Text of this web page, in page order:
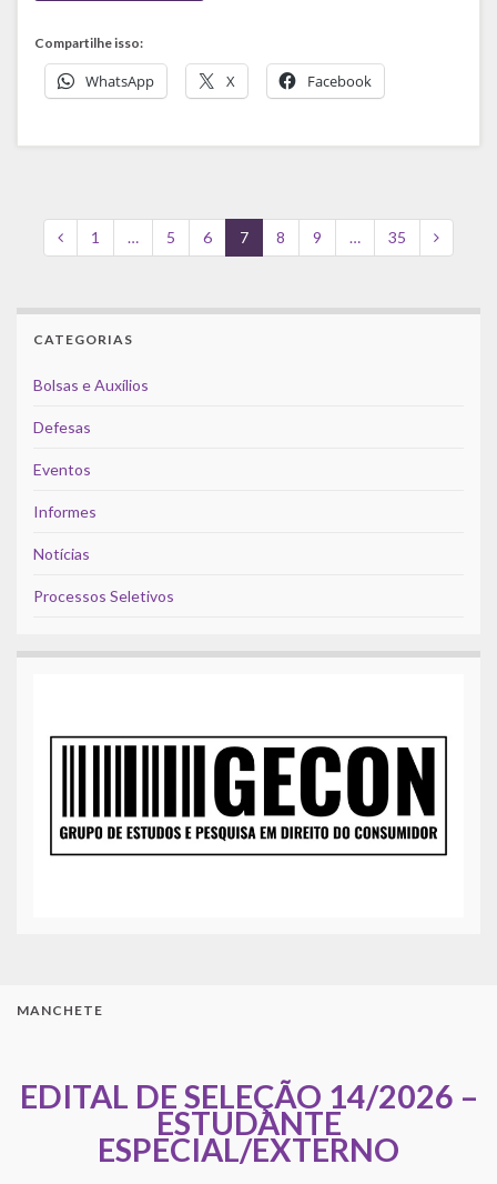
Compartilhe isso:
WhatsApp X Facebook
1 … 5 6 7 8 9 … 35
CATEGORIAS
Bolsas e Auxílios
Defesas
Eventos
Informes
Notícias
Processos Seletivos
MANCHETE
EDITAL DE SELEÇÃO 14/2026 –
ESTUDANTE
ESPECIAL/EXTERNO